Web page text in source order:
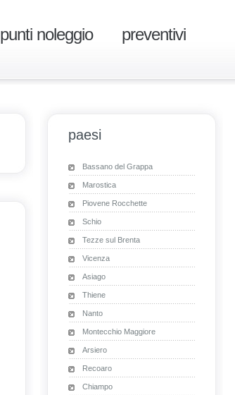
punti noleggio preventivi
paesi
Bassano del Grappa
Marostica
Piovene Rocchette
Schio
Tezze sul Brenta
Vicenza
Asiago
Thiene
Nanto
Montecchio Maggiore
Arsiero
Recoaro
Chiampo